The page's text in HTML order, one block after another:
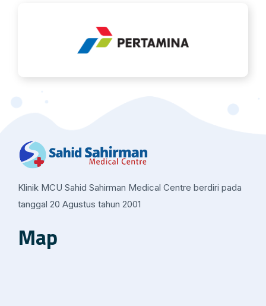
Klinik MCU Sahid Sahirman Medical Centre berdiri pada
tanggal 20 Agustus tahun 2001
Map